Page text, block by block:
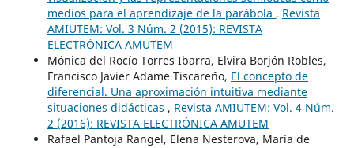
medios para el aprendizaje de la parábola , Revista
AMIUTEM: Vol. 3 Núm. 2 (2015): REVISTA
ELECTRÓNICA AMUTEM
Mónica del Rocío Torres Ibarra, Elvira Borjón Robles,
Francisco Javier Adame Tiscareño, El concepto de
diferencial. Una aproximación intuitiva mediante
situaciones didácticas , Revista AMIUTEM: Vol. 4 Núm.
2 (2016): REVISTA ELECTRÓNICA AMUTEM
Rafael Pantoja Rangel, Elena Nesterova, María de